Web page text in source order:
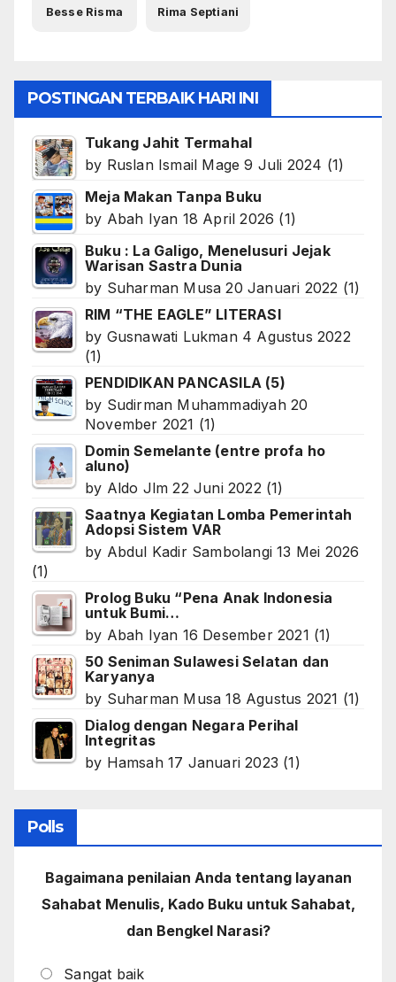
Besse Risma Rima Septiani
POSTINGAN TERBAIK HARI INI
Tukang Jahit Termahal
by Ruslan Ismail Mage 9 Juli 2024 (1)
Meja Makan Tanpa Buku
by Abah Iyan 18 April 2026 (1)
Buku : La Galigo, Menelusuri Jejak
Warisan Sastra Dunia
by Suharman Musa 20 Januari 2022 (1)
RIM “THE EAGLE” LITERASI
by Gusnawati Lukman 4 Agustus 2022
(1)
PENDIDIKAN PANCASILA (5)
by Sudirman Muhammadiyah 20
November 2021 (1)
Domin Semelante (entre profa ho
aluno)
by Aldo Jlm 22 Juni 2022 (1)
Saatnya Kegiatan Lomba Pemerintah
Adopsi Sistem VAR
by Abdul Kadir Sambolangi 13 Mei 2026
(1)
Prolog Buku “Pena Anak Indonesia
untuk Bumi…
by Abah Iyan 16 Desember 2021 (1)
50 Seniman Sulawesi Selatan dan
Karyanya
by Suharman Musa 18 Agustus 2021 (1)
Dialog dengan Negara Perihal
Integritas
by Hamsah 17 Januari 2023 (1)
Polls
Bagaimana penilaian Anda tentang layanan
Sahabat Menulis, Kado Buku untuk Sahabat,
dan Bengkel Narasi?
Sangat baik